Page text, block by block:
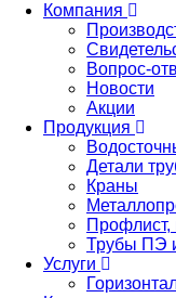
Компания
Вопрос-
Новости
Акции
Продукция
Детали
Краны
Профлист,
Трубы ПЭ
Услуги